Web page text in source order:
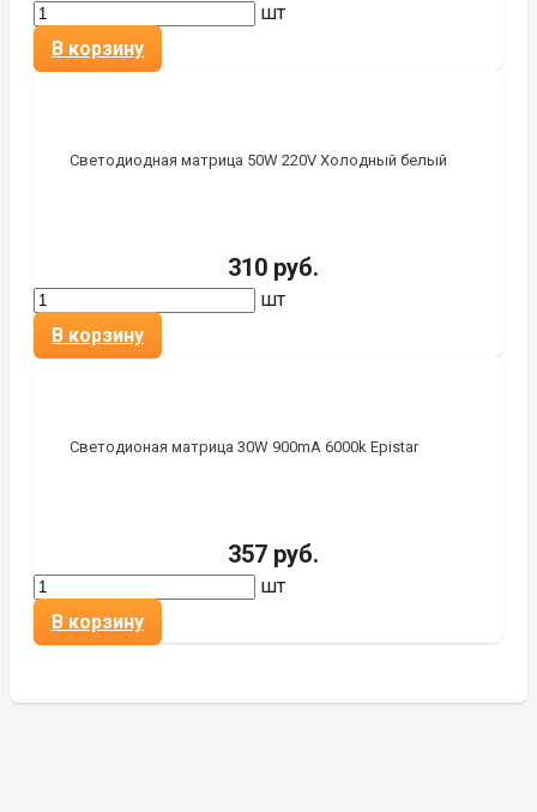
шт
В корзину
Светодиодная матрица 50W 220V Холодный белый
310 руб.
шт
В корзину
Светодионая матрица 30W 900mA 6000k Epistar
357 руб.
шт
В корзину